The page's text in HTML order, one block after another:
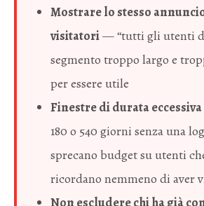
Mostrare lo stesso
visitatori— “tutti gli utenti
segmento troppo largo e
per essere utile
Finestre di durata eccessiva
180 o 540 giorni senza una
sprecano budget su utenti
ricordano nemmeno di aver
Non escludere chi ha già